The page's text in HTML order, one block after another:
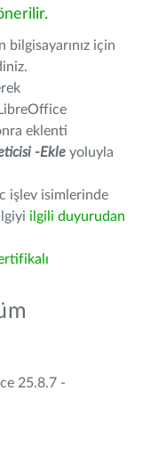
bilgisayarınız için
eklenti
-Ekle yoluyla
işlev isimlerinde
ilgili duyurudan
25.8.7 -